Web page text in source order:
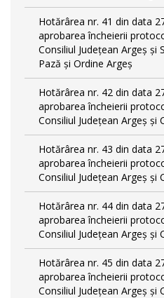
Hotărârea nr. 41 din data
aprobarea încheierii
Consiliul Județean Argeș și
Pază și Ordine Argeș
Hotărârea nr. 42 din data
aprobarea încheierii
Consiliul Județean Argeș și
Hotărârea nr. 43 din data
aprobarea încheierii
Consiliul Județean Argeș și
Hotărârea nr. 44 din data
aprobarea încheierii
Consiliul Județean Argeș și
Hotărârea nr. 45 din data
aprobarea încheierii
Consiliul Județean Argeș și